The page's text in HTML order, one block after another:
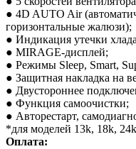
● 4D AUTO Air
горизонтальные жалюзи);
● Индикация утечки
● MIRAGE-дисплей;
● Режимы Sleep, Smart,
● Защитная накладка на
● Двустороннее
● Функция самоочистки;
● Авторестарт,
*для моделей 13k, 18k,
Оплата: